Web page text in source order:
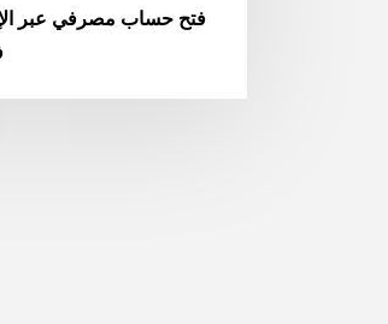
فتح حساب مصرفي عبر